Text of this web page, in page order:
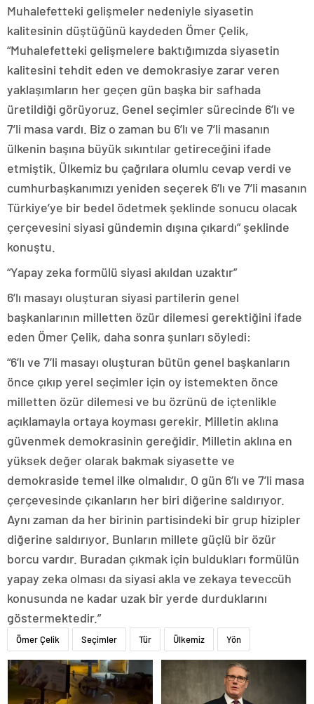
Muhalefetteki gelişmeler nedeniyle siyasetin
kalitesinin düştüğünü kaydeden Ömer Çelik,
“Muhalefetteki gelişmelere baktığımızda siyasetin
kalitesini tehdit eden ve demokrasiye zarar veren
yaklaşımların her geçen gün başka bir safhada
üretildiği görüyoruz. Genel seçimler sürecinde 6’lı ve
7’li masa vardı. Biz o zaman bu 6’lı ve 7’li masanın
ülkenin başına büyük sıkıntılar getireceğini ifade
etmiştik. Ülkemiz bu çağrılara olumlu cevap verdi ve
cumhurbaşkanımızı yeniden seçerek 6’lı ve 7’li masanın
Türkiye’ye bir bedel ödetmek şeklinde sonucu olacak
çerçevesini siyasi gündemin dışına çıkardı” şeklinde
konuştu.
“Yapay zeka formülü siyasi akıldan uzaktır”
6’lı masayı oluşturan siyasi partilerin genel
başkanlarının milletten özür dilemesi gerektiğini ifade
eden Ömer Çelik, daha sonra şunları söyledi:
“6’lı ve 7’li masayı oluşturan bütün genel başkanların
önce çıkıp yerel seçimler için oy istemekten önce
milletten özür dilemesi ve bu özrünü de içtenlikle
açıklamayla ortaya koyması gerekir. Milletin aklına
güvenmek demokrasinin gereğidir. Milletin aklına en
yüksek değer olarak bakmak siyasette ve
demokraside temel ilke olmalıdır. O gün 6’lı ve 7’li masa
çerçevesinde çıkanların her biri diğerine saldırıyor.
Aynı zaman da her birinin partisindeki bir grup hizipler
diğerine saldırıyor. Bunların millete güçlü bir özür
borcu vardır. Buradan çıkmak için buldukları formülün
yapay zeka olması da siyasi akla ve zekaya teveccüh
konusunda ne kadar uzak bir yerde durduklarını
göstermektedir.”
Ömer Çelik Seçimler Tür Ülkemiz Yön